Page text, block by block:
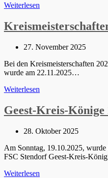
Weiterlesen
Delegierten-
Versammlung
Beitrag
27. November 2025
Bei den Kreismeisterschaften
wurde am 22.11.2025…
Weiterlesen
–
Lichtschießen
Geest-Kreis-Könige
Beitrag
28. Oktober 2025
Am Sonntag, 19.10.2025, wurde
FSC Stendorf Geest-Kreis-
Weiterlesen